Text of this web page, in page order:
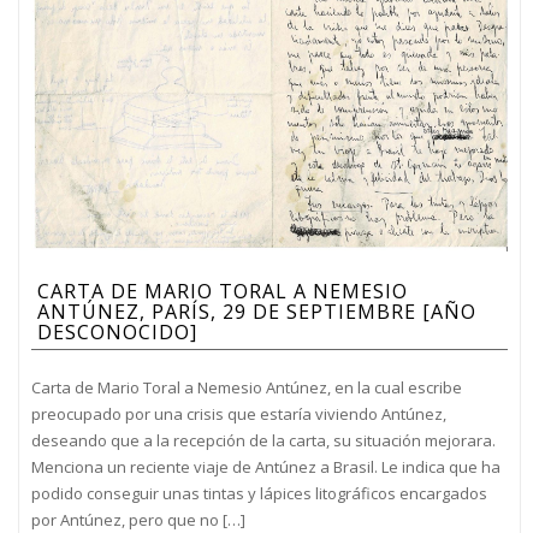
CARTA DE MARIO TORAL A NEMESIO
ANTÚNEZ, PARÍS, 29 DE SEPTIEMBRE [AÑO
DESCONOCIDO]
Carta de Mario Toral a Nemesio Antúnez, en la cual escribe
preocupado por una crisis que estaría viviendo Antúnez,
deseando que a la recepción de la carta, su situación mejorara.
Menciona un reciente viaje de Antúnez a Brasil. Le indica que ha
podido conseguir unas tintas y lápices litográficos encargados
por Antúnez, pero que no […]